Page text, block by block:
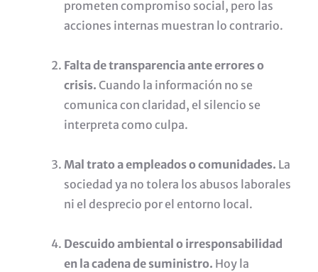
prometen compromiso social, pero las
acciones internas muestran lo contrario.
Falta de transparencia ante errores o
crisis. Cuando la información no se
comunica con claridad, el silencio se
interpreta como culpa.
Mal trato a empleados o comunidades. La
sociedad ya no tolera los abusos laborales
ni el desprecio por el entorno local.
Descuido ambiental o irresponsabilidad
en la cadena de suministro. Hoy la